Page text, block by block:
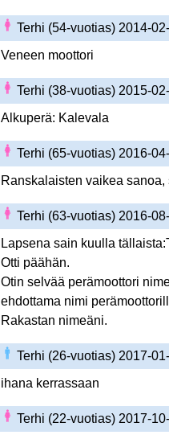
Terhi (54-vuotias) 2014-
Veneen moottori
Terhi (38-vuotias) 2015-
Alkuperä: Kalevala
Terhi (65-vuotias) 2016-
Ranskalaisten vaikea
Terhi (63-vuotias) 2016-
Lapsena sain kuulla
Otti päähän.
Otin selvää perämoottori
ehdottama nimi
Rakastan nimeäni.
Terhi (26-vuotias) 2017-
ihana kerrassaan
Terhi (22-vuotias) 2017-